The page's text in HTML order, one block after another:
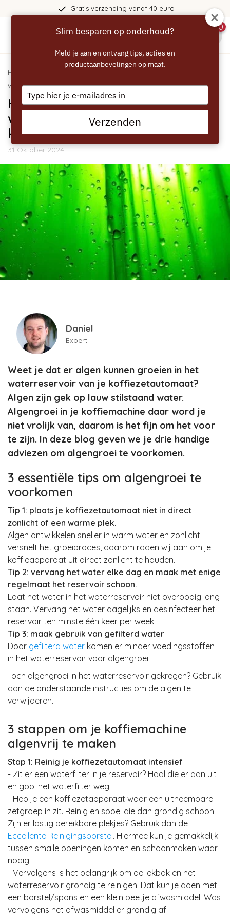
Gratis verzending vanaf 40 euro
0
Home
waterreservoir van je koffiemachine
Help! Algengroei in het
waterreservoir van je
koffiemachine
31 Oktober 2024
Daniel
Expert
Weet je dat er algen kunnen groeien in het
waterreservoir van je koffiezetautomaat?
Algen zijn gek op lauw stilstaand water.
Algengroei in je koffiemachine daar word je
niet vrolijk van, daarom is het fijn om het voor
te zijn. In deze blog geven we je drie handige
adviezen om algengroei te voorkomen.
3 essentiële tips om algengroei te
voorkomen
Tip 1: plaats je koffiezetautomaat niet in direct
zonlicht of een warme plek.
Algen ontwikkelen sneller in warm water en zonlicht
versnelt het groeiproces, daarom raden wij aan om je
koffieapparaat uit direct zonlicht te houden.
Tip 2: vervang het water elke dag en maak met enige
regelmaat het reservoir schoon.
Laat het water in het waterreservoir niet overbodig lang
staan. Vervang het water dagelijks en desinfecteer het
reservoir ten minste één keer per week.
Tip 3: maak gebruik van gefilterd water.
Door gefilterd water komen er minder voedingsstoffen
in het waterreservoir voor algengroei.
Toch algengroei in het waterreservoir gekregen? Gebruik
dan de onderstaande instructies om de algen te
verwijderen.
3 stappen om je koffiemachine
algenvrij te maken
Stap 1: Reinig je koffiezetautomaat intensief
- Zit er een waterfilter in je reservoir? Haal die er dan uit
en gooi het waterfilter weg.
- Heb je een koffiezetapparaat waar een uitneembare
zetgroep in zit. Reinig en spoel die dan grondig schoon.
Zijn er lastig bereikbare plekjes? Gebruik dan de
Eccellente Reinigingsborstel. Hiermee kun je gemakkelijk
tussen smalle openingen komen en schoonmaken waar
nodig.
- Vervolgens is het belangrijk om de lekbak en het
waterreservoir grondig te reinigen. Dat kun je doen met
een borstel/spons en een klein beetje afwasmiddel. Was
vervolgens het afwasmiddel er grondig af.
Slim besparen op onderhoud?
Meld je aan en ontvang tips, acties en
productaanbevelingen op maat.
Type
your
email
Verzenden